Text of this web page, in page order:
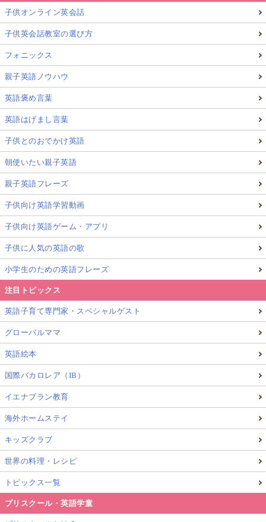
子供オンライン英会話
子供英会話教室の選び方
フォニックス
親子英語ノウハウ
英語褒め言葉
英語はげまし言葉
子供とのおでかけ英語
朝使いたい親子英語
親子英語フレーズ
子供向け英語学習動画
子供向け英語ゲーム・アプリ
子供に人気の英語の歌
小学生のための英語フレーズ
注目トピックス
英語子育て専門家・スペシャルゲスト
グローバルママ
英語絵本
国際バカロレア（IB）
イエナプラン教育
海外ホームステイ
キッズクラブ
世界の料理・レシピ
トピックス一覧
プリスクール・英語学童